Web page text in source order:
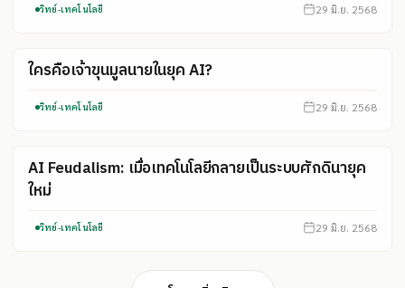
วิทย์-เทคโนโลยี 29 มิ.ย. 2568
ใครคือเจ้าขุนมูลนายในยุค AI?
วิทย์-เทคโนโลยี 29 มิ.ย. 2568
AI Feudalism: เมื่อเทคโนโลยีกลายเป็นระบบศักดินายุค
ใหม่
วิทย์-เทคโนโลยี 29 มิ.ย. 2568